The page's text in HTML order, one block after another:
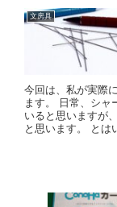
文房具
今回は、私が実際
ます。 日常、シャ
いると思いますが
と思います。 とは